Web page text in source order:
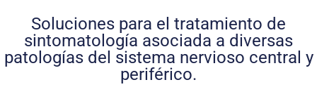
Soluciones para el tratamiento de
sintomatología asociada a diversas
patologías del sistema nervioso central y
periférico.